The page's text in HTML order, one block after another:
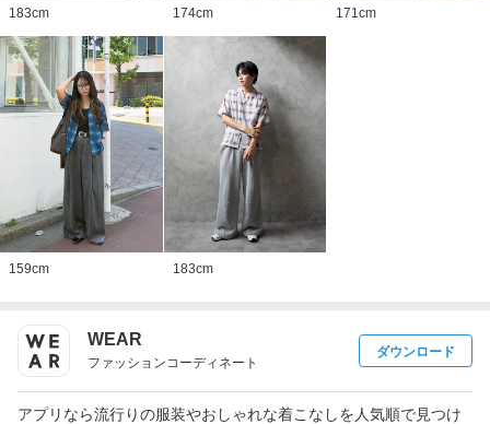
183cm 174cm 171cm
159cm 183cm
WEAR
ファッションコーディネート
ダウンロード
アプリなら流行りの服装やおしゃれな着こなしを人気順で見つけ